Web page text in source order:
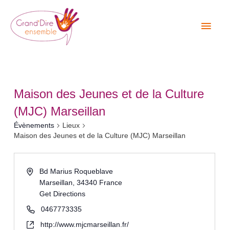
contenu
Maison des Jeunes et de la Culture
(MJC) Marseillan
Évènements
Lieux
Maison des Jeunes et de la Culture (MJC) Marseillan
Bd Marius Roqueblave
Marseillan 34340 France
Get Directions
0467773335
http://www.mjcmarseillan.fr/